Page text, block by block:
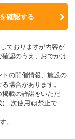
確認する
ておりますが内容が
認のうえ、おでかけ
の開催情報、施設の
場合があります。
載の許諾をいただ
二次使用)は禁止で
。